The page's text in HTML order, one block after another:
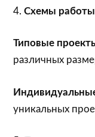
4.Схемы работы
Типовые
различных
уникальных